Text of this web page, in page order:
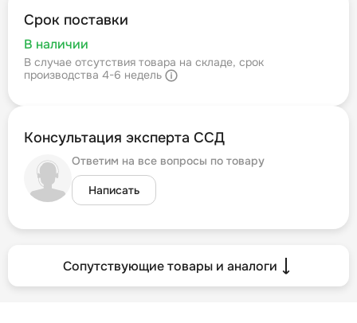
Срок поставки
В наличии
В случае отсутствия товара на складе, срок
производства 4-6 недель
Консультация эксперта ССД
Ответим на все вопросы по товару
Написать
Сопутствующие товары и аналоги